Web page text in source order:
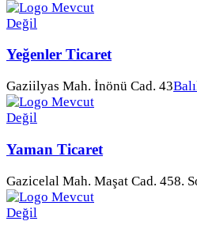
Yeğenler Ticaret
Gaziilyas Mah. İnönü Cad. 43
Yaman Ticaret
Gazicelal Mah. Maşat Cad. 458.